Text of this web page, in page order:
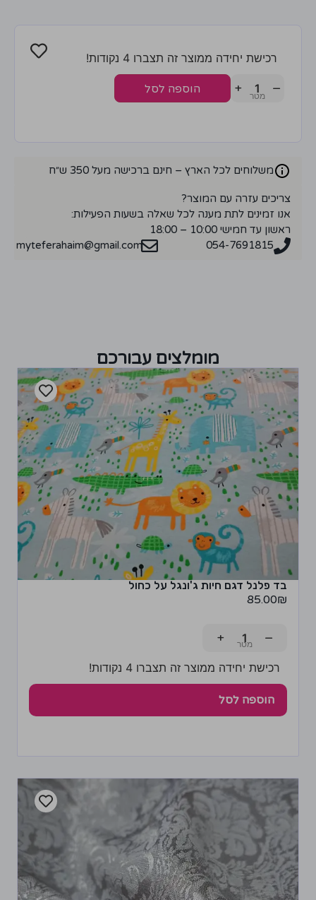
רכישת יחידה ממוצר זה תצברו 4 נקודות!
−
+ הוספה לסל
משלוחים לכל הארץ – חינם ברכישה מעל 350 ש״ח
צריכים עזרה עם המוצר?
אנו זמינים לתת מענה לכל שאלה בשעות הפעילות:
ראשון עד חמישי 10:00 – 18:00
054-7691815
myteferahaim@gmail.com
מומלצים עבורכם
בד פלנל דגם חיות ג'ונגל על כחול
85.00₪
−
+
רכישת יחידה ממוצר זה תצברו 4 נקודות!
הוספה לסל